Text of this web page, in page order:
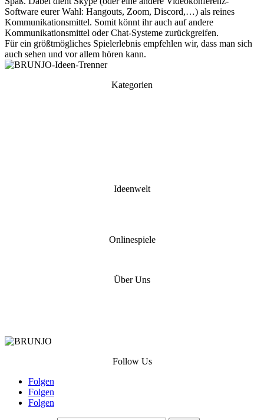
Software eurer Wahl: Hangouts, Zoom, Discord,…) als reines
Kommunikationsmittel. Somit könnt ihr auch auf andere
Kommunikationsmittel oder Chat-Systeme zurückgreifen.
Für ein größtmögliches Spielerlebnis empfehlen wir, dass man sich
auch sehen und vor allem hören kann.
Kategorien
Ideenwelt
Onlinespiele
Über Uns
Follow Us
Folgen
Folgen
Folgen